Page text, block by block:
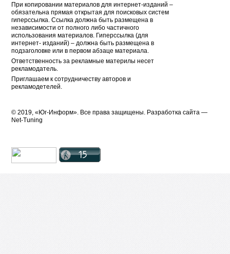
При копировании материалов для интернет-изданий –
обязательна прямая открытая для поисковых систем
гиперссылка. Ссылка должна быть размещена в
независимости от полного либо частичного
использования материалов. Гиперссылка (для
интернет- изданий) – должна быть размещена в
подзаголовке или в первом абзаце материала.
Ответственность за рекламные материлы несет
рекламодатель.
Приглашаем к сотрудничеству авторов и
рекламодетелей.
© 2019, «Юг-Информ». Все права защищены. Разработка cайта —
Net-Tuning